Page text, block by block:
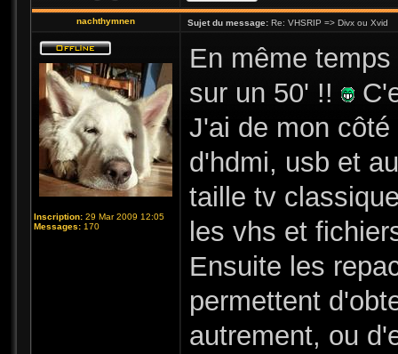
nachthymnen Sujet du message: Re: VHSRIP => Divx ou Xvid
Inscription: 29 Mar 2009 12:05
Messages: 170
En même
sur un 50' !!
J'ai de mon
d'hdmi, usb et
taille tv
les vhs et
Ensuite les
permettent
autrement, ou